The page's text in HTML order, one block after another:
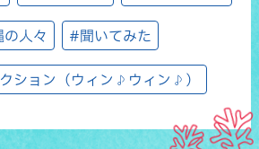
人々 #聞いてみた
ション（ウィン♪ウィン♪）